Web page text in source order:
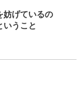
妨げているの
いうこと